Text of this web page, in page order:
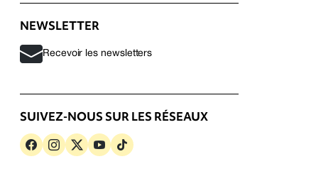
NEWSLETTER
Recevoir les newsletters
SUIVEZ-NOUS SUR LES RÉSEAUX